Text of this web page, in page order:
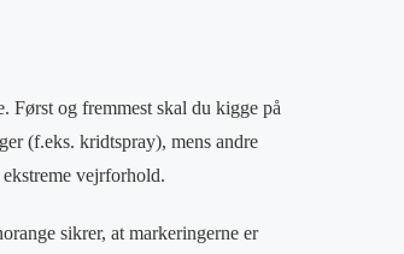
Først og fremmest skal du kigge på
(f.eks. kridtspray), mens andre
vejrforhold.
sikrer, at markeringerne er